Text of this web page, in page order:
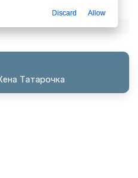
Татарочка
Discard Allow